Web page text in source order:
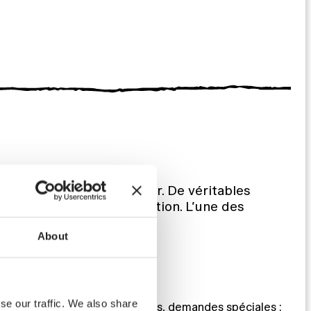
About
our traffic. We also share
travaillé comme greffier. De véritables
de King’s Cross station. L’une des
Réservation, équipements, demandes spéciales :